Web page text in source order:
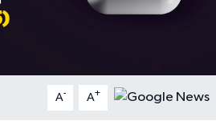
A- A+